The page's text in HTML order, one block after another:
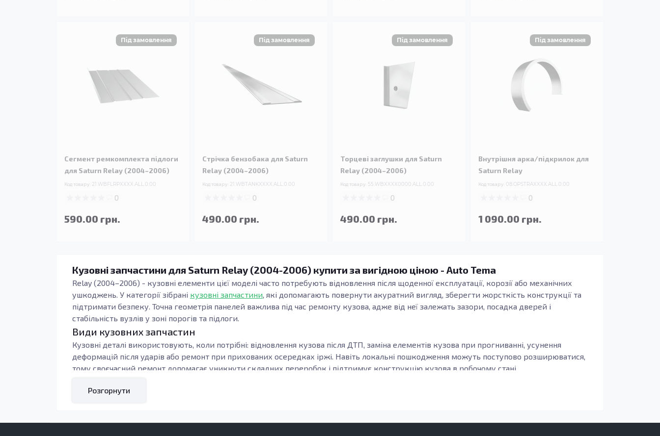
Сегмент ремкомплекта підлоги
для Saturn Relay (2004–2006)
Код товару: 21.WBFLRPXXXX.ALL.0.00
0
590.00 грн.
Стрічка бензобака для Saturn
Relay (2004–2006)
Код товару: 21.WBTANKXXXX.ALL.0.00
0
490.00 грн.
Торцеві заглушки для Saturn
Relay (2004–2006)
Код товару: 55.WBXXXX0000.ALL.0.00
0
490.00 грн.
Внутрішня арка/підкрилок для
Saturn Relay
Код товару: 08.OPSTRAXXXX.ALL.0.00
0
1 090.00 грн.
Кузовні запчастини для Saturn Relay (2004-2006) купити за вигідною ціною - Auto Tema
Relay (2004–2006) - кузовні елементи цієї моделі часто потребують відновлення після щоденної експлуатації, корозії або механічних
ушкоджень. У категорії зібрані кузовні запчастини, які допомагають повернути акуратний вигляд, зберегти жорсткість конструкції та
підтримати безпеку. Точна геометрія панелей важлива під час ремонту кузова, адже від неї залежать зазори, посадка дверей і
стабільність вузлів у зоні порогів та підлоги.
Види кузовних запчастин
Кузовні деталі використовують, коли потрібні: відновлення кузова після ДТП, заміна елементів кузова при прогниванні, усунення
деформацій після ударів або ремонт при прихованих осередках іржі. Навіть локальні пошкодження можуть поступово розширюватися,
тому своєчасний ремонт допомагає уникнути складних переробок і підтримує конструкцію кузова в робочому стані.
Під час підбору орієнтуються на тип кузова, модифікацію та місце встановлення елемента. Важливо, щоб деталь повторювала заводські
Кому підходять ці запчастини
Розгорнути